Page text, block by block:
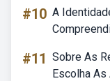
#10 A
#11 Sobre As
Escolha